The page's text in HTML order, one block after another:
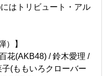
にはトリビュート・アル
）】
花(AKB48) / 鈴木愛理 /
(ももいろクローバー